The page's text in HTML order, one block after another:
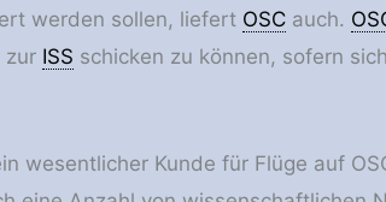
werden sollen, liefert OSCauch.
zur ISS schicken zu können, sofern
wesentlicher Kunde für Flüge auf